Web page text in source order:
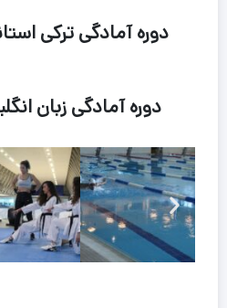
دوره آمادگی ترکی
دوره آمادگی زبان